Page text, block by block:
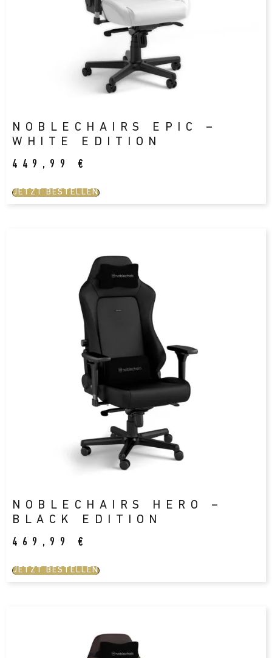
NOBLECHAIRS EPIC –
WHITE EDITION
449,99 €
JETZT BESTELLEN
NOBLECHAIRS HERO –
BLACK EDITION
469,99 €
JETZT BESTELLEN